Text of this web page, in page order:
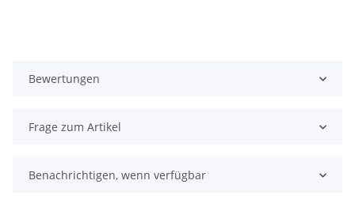
Bewertungen
Frage zum Artikel
Benachrichtigen, wenn verfügbar